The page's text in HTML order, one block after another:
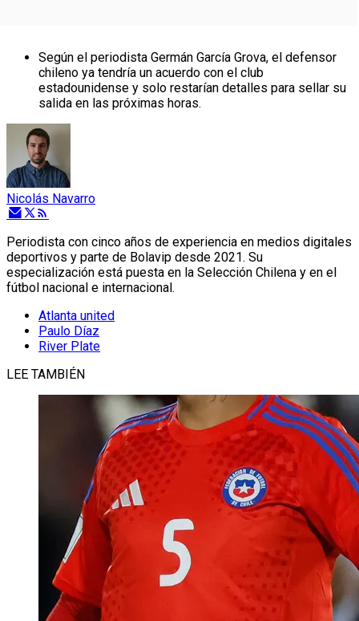
Según el periodista Germán García Grova, el defensor
chileno ya tendría un acuerdo con el club
estadounidense y solo restarían detalles para sellar su
salida en las próximas horas.
Nicolás Navarro
Periodista con cinco años de experiencia en medios digitales
deportivos y parte de Bolavip desde 2021. Su
especialización está puesta en la Selección Chilena y en el
fútbol nacional e internacional.
Atlanta united
Paulo Díaz
River Plate
LEE TAMBIÉN